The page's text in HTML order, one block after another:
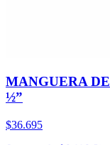
MANGUERA
½”
$36.695